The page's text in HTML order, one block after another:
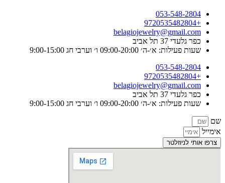
053-548-2804
+9720535482804
belagiojewelry@gmail.com
כפר גלעדי 37 תל אביב
שעות פעילות: א׳-ה׳ 09:00-20:00 ו׳ וערבי חג 9:00-15:00
053-548-2804
+9720535482804
belagiojewelry@gmail.com
כפר גלעדי 37 תל אביב
שעות פעילות: א׳-ה׳ 09:00-20:00 ו׳ וערבי חג 9:00-15:00
שם
אימייל
צרפו אותי לניוזלטר